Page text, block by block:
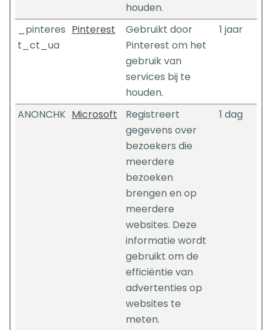
houden.
_pinteres
t_ct_ua
Pinterest
Gebruikt door
Pinterest om het
gebruik van
services bij te
houden.
1 jaar
ANONCHK Microsoft
Registreert
gegevens over
bezoekers die
meerdere
bezoeken
brengen en op
meerdere
websites. Deze
informatie wordt
gebruikt om de
efficiëntie van
advertenties op
websites te
meten.
1 dag